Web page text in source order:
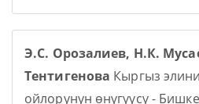
Э.С. Орозалиев, Н.К.
Тентигенова Кыргыз
ойлорунун өнүгүүсү -